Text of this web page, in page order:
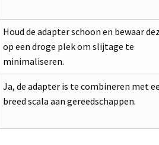
Houd de adapter schoon en bewaar
op een droge plek om slijtage te
minimaliseren.
Ja, de adapter is te combineren met
breed scala aan gereedschappen.